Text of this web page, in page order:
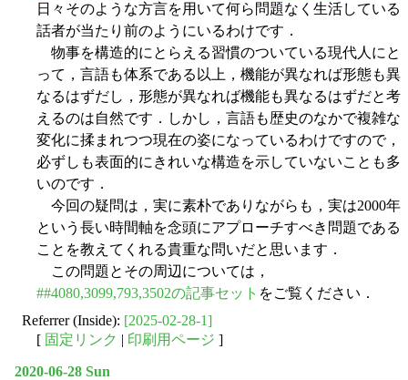
日々そのような方言を用いて何ら問題なく生活している
話者が当たり前のようにいるわけです．
物事を構造的にとらえる習慣のついている現代人にと
って，言語も体系である以上，機能が異なれば形態も異
なるはずだし，形態が異なれば機能も異なるはずだと考
えるのは自然です．しかし，言語も歴史のなかで複雑な
変化に揉まれつつ現在の姿になっているわけですので，
必ずしも表面的にきれいな構造を示していないことも多
いのです．
今回の疑問は，実に素朴でありながらも，実は2000年
という長い時間軸を念頭にアプローチすべき問題である
ことを教えてくれる貴重な問いだと思います．
この問題とその周辺については，
##4080,3099,793,3502の記事セット をご覧ください．
Referrer (Inside): [2025-02-28-1]
[ 固定リンク 印刷用ページ ]
2020-06-28 Sun